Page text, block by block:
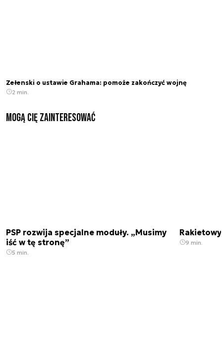
Zełenski o ustawie Grahama: pomoże zakończyć wojnę
2 min.
Mogą Cię zainteresować
PSP rozwija specjalne moduły. „Musimy
iść w tę stronę”
5 min.
9 min.